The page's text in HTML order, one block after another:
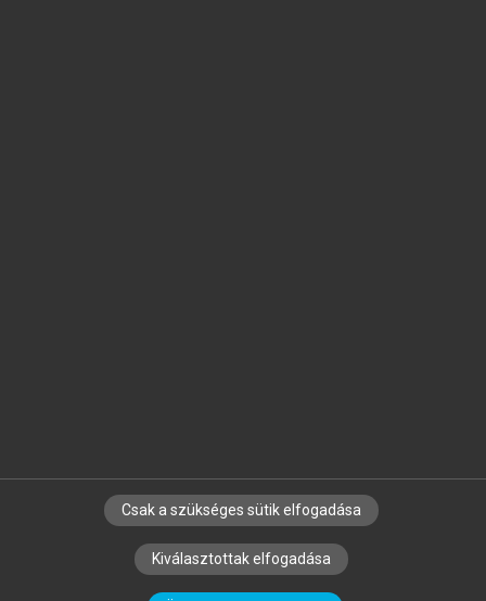
SZERZŐKNEK CÉGEKNEK KÖNYVTÁROSOKNAK
SZERKESZTÉSI ÉS LEKTORÁLÁSI ALAPELVEK
Csak a szükséges sütik elfogadása
Kiválasztottak elfogadása